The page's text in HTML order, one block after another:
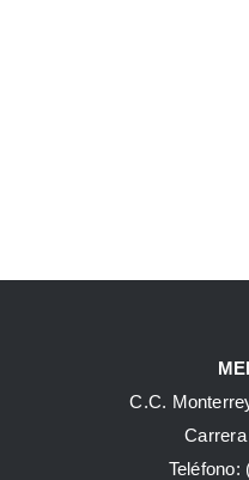
C.C.
Carrera
Teléfono: